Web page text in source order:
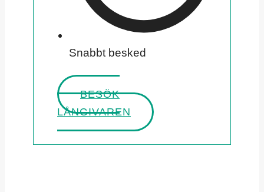
Snabbt besked
BESÖK
LÅNGIVAREN